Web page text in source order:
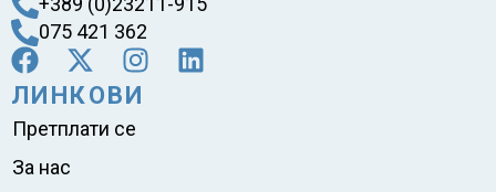
075 421 362
ЛИНКОВИ
Претплати се
За нас